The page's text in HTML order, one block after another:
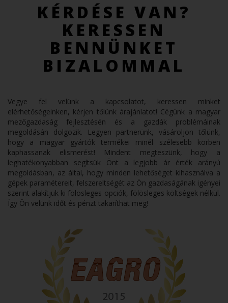
KÉRDÉSE VAN?
KERESSEN
BENNÜNKET
BIZALOMMAL
Vegye fel velünk a kapcsolatot, keressen minket
elérhetőségeinken, kérjen tőlünk árajánlatot! Cégünk a magyar
mezőgazdaság fejlesztésén és a gazdák problémáinak
megoldásán dolgozik. Legyen partnerünk, vásároljon tőlünk,
hogy a magyar gyártók termékei minél szélesebb körben
kaphassanak elismerést! Mindent megteszünk, hogy a
leghatékonyabban segítsük Önt a legjobb ár érték arányú
megoldásban, az által, hogy minden lehetőséget kihasználva a
gépek paramétereit, felszereltségét az Ön gazdaságának igényei
szerint alakítjuk ki fölösleges opciók, fölösleges költségek nélkül.
Így Ön velünk időt és pénzt takaríthat meg!